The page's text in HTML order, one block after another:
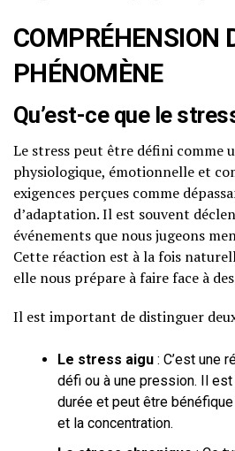
COMPRÉHENSION
PHÉNOMÈNE
Qu’est-ce que le
Le stress peut être défini comme
physiologique, émotionnelle et
exigences perçues comme
d’adaptation. Il est souvent
événements que nous jugeons
Cette réaction est à la fois
elle nous prépare à faire face à
Il est important de distinguer
Le stress aigu : C’est une
défi ou à une pression. Il
durée et peut être
et la concentration.